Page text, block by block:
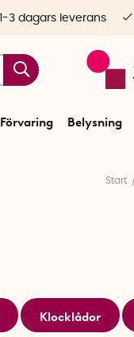
Förvaring Belysning
1-3 dagars leverans
Start
Klocklådor